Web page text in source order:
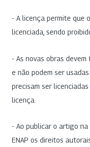
- A licença permite que
licenciada, sendo
- As novas obras
e não podem ser
precisam ser
licença.
- Ao publicar o artigo
ENAP os direitos